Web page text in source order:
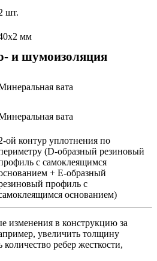
шт.
мм
и шумоизоляция
вата
вата
ой контур уплотнения по
(D-образный резиновый
с самоклеящимся
+ Е-образный
профиль с
основанием)
изменения в конструкцию за
увеличить толщину
количество ребер жесткости,